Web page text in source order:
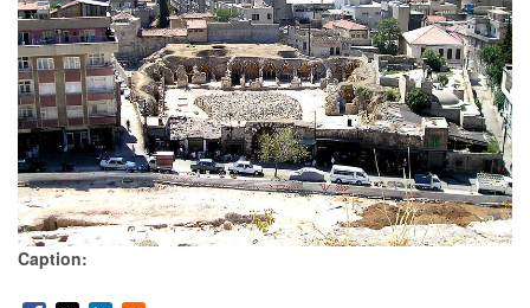
Caption